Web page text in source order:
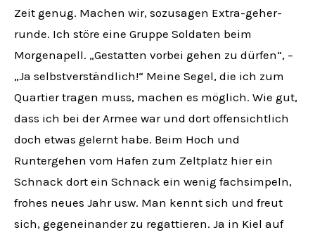
Zeit genug. Machen wir, sozusagen Extra-geher-
runde. Ich störe eine Gruppe Soldaten beim
Morgenapell. „Gestatten vorbei gehen zu dürfen“, –
„Ja selbstverständlich!“ Meine Segel, die ich zum
Quartier tragen muss, machen es möglich. Wie gut,
dass ich bei der Armee war und dort offensichtlich
doch etwas gelernt habe. Beim Hoch und
Runtergehen vom Hafen zum Zeltplatz hier ein
Schnack dort ein Schnack ein wenig fachsimpeln,
frohes neues Jahr usw. Man kennt sich und freut
sich, gegeneinander zu regattieren. Ja in Kiel auf